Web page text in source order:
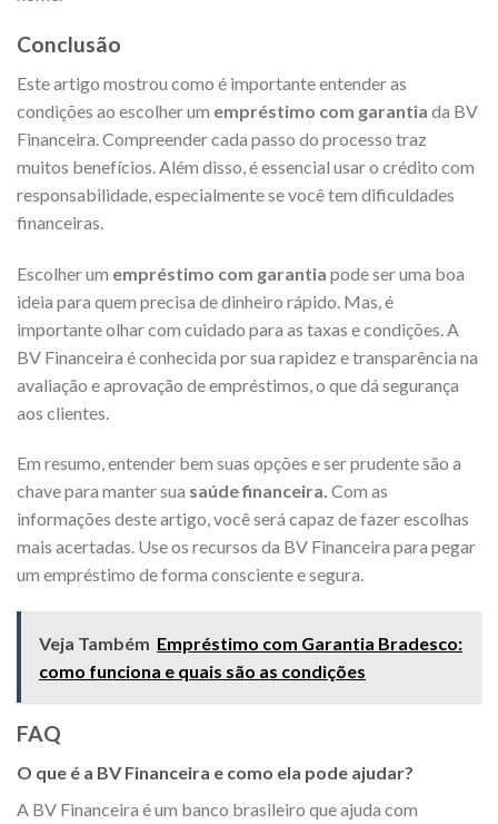
Conclusão
Este artigo mostrou como é importante entender as
condições ao escolher um empréstimo com garantia da BV
Financeira. Compreender cada passo do processo traz
muitos benefícios. Além disso, é essencial usar o crédito com
responsabilidade, especialmente se você tem dificuldades
financeiras.
Escolher um empréstimo com garantia pode ser uma boa
ideia para quem precisa de dinheiro rápido. Mas, é
importante olhar com cuidado para as taxas e condições. A
BV Financeira é conhecida por sua rapidez e transparência na
avaliação e aprovação de empréstimos, o que dá segurança
aos clientes.
Em resumo, entender bem suas opções e ser prudente são a
chave para manter sua saúde financeira. Com as
informações deste artigo, você será capaz de fazer escolhas
mais acertadas. Use os recursos da BV Financeira para pegar
um empréstimo de forma consciente e segura.
Veja Também Empréstimo com Garantia Bradesco:
como funciona e quais são as condições
FAQ
O que é a BV Financeira e como ela pode ajudar?
A BV Financeira é um banco brasileiro que ajuda com